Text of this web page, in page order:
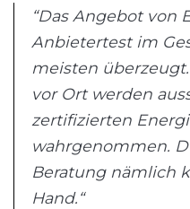
“Das Angebot von
Anbietertest im
meisten
vor Ort werden
zertifizierten
wahrgenommen.
Beratung nämlich
Hand.“